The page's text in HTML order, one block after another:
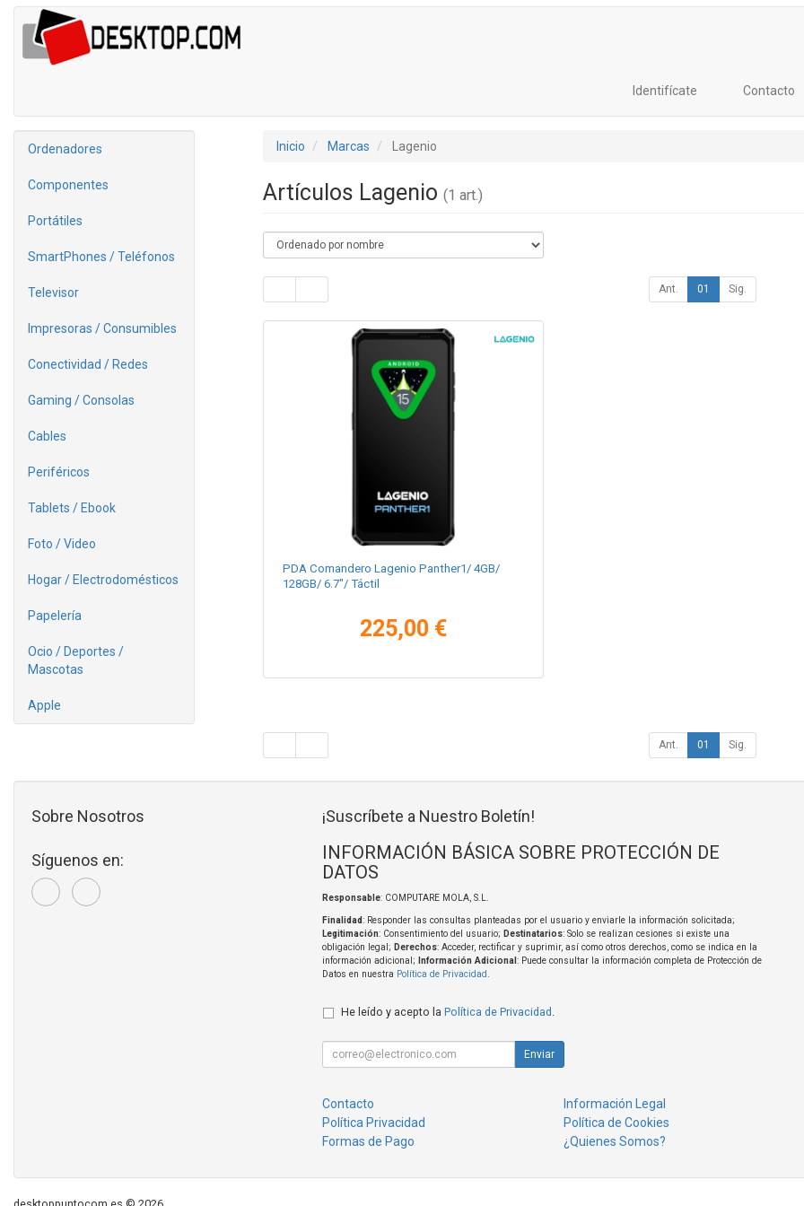
Identifícate Contacto
Ordenadores
Componentes
Portátiles
SmartPhones / Teléfonos
Televisor
Impresoras / Consumibles
Conectividad / Redes
Gaming / Consolas
Cables
Periféricos
Tablets / Ebook
Foto / Video
Hogar / Electrodomésticos
Papelería
Ocio / Deportes /
Mascotas
Apple
Inicio Marcas Lagenio
Artículos Lagenio (1 art.)
Ant. 01 Sig.
PDA Comandero Lagenio Panther1/ 4GB/
128GB/ 6.7"/ Táctil
225,00 €
Ant. 01 Sig.
Sobre Nosotros
Síguenos en:
¡Suscríbete a Nuestro Boletín!
INFORMACIÓN BÁSICA SOBRE PROTECCIÓN DE
DATOS
Responsable: COMPUTARE MOLA, S.L.
Finalidad: Responder las consultas planteadas por el usuario y enviarle la información solicitada;
Legitimación: Consentimiento del usuario; Destinatarios: Solo se realizan cesiones si existe una
obligación legal; Derechos: Acceder, rectificar y suprimir, así como otros derechos, como se indica en la
información adicional;
Información Adicional : Puede consultar la información completa de Protección de
Datos en nuestra Política de Privacidad
He leído y acepto la Política de Privacidad .
Enviar
Contacto
Información Legal
Política Privacidad
Política de Cookies
Formas de Pago
¿Quienes Somos?